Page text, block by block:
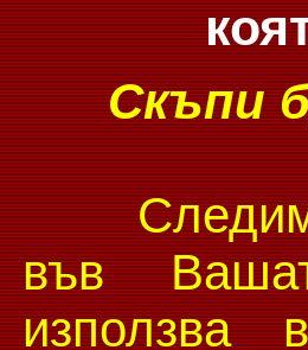
Скъпи
Следим с
във
използва